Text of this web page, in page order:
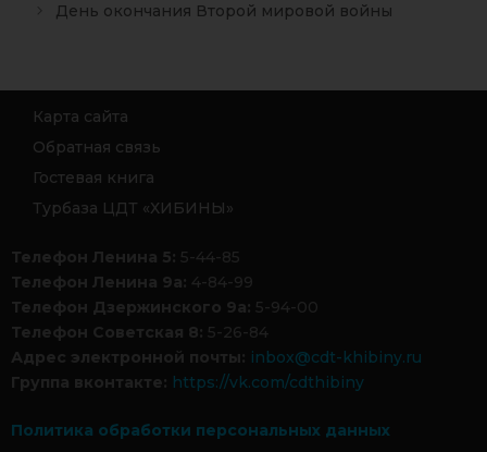
День окончания Второй мировой войны
Карта сайта
Обратная связь
Гостевая книга
Турбаза ЦДТ «ХИБИНЫ»
Телефон Ленина 5: 5-44-85
Телефон Ленина 9а: 4-84-99
Телефон Дзержинского 9а: 5-94-00
Телефон Советская 8: 5-26-84
Адрес электронной почты: inbox@cdt-khibiny.ru
Группа вконтакте: https://vk.com/cdthibiny
Политика обработки персональных данных